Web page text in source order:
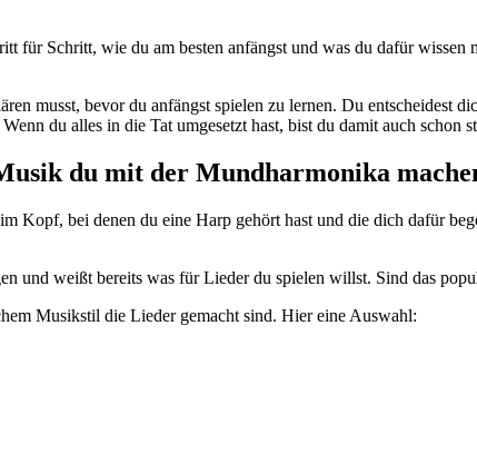
für Schritt, wie du am besten anfängst und was du dafür
musst, bevordu anfängst spielen zu lernen. Du entscheidest
du alles in die Tat umgesetzt hast, bist du damit auch schon
du mit der Mundharmonika
Kopf, bei denen du eine Harp gehört hast und die dich dafür
und weißt bereits was für Lieder du spielen willst. Sind das
Musikstil die Lieder gemacht sind. Hier eine Auswahl: